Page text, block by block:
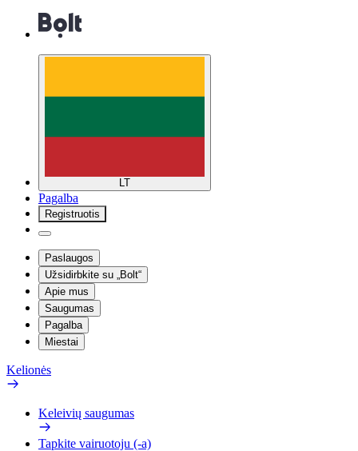
LT
Pagalba
Registruotis
Paslaugos
Užsidirbkite su „Bolt“
Apie mus
Saugumas
Pagalba
Miestai
Kelionės
Keleivių saugumas
Tapkite vairuotoju (-a)